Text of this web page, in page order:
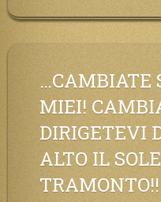
…CAMBIATE
MIEI!
DIRIGETEVI
ALTO IL